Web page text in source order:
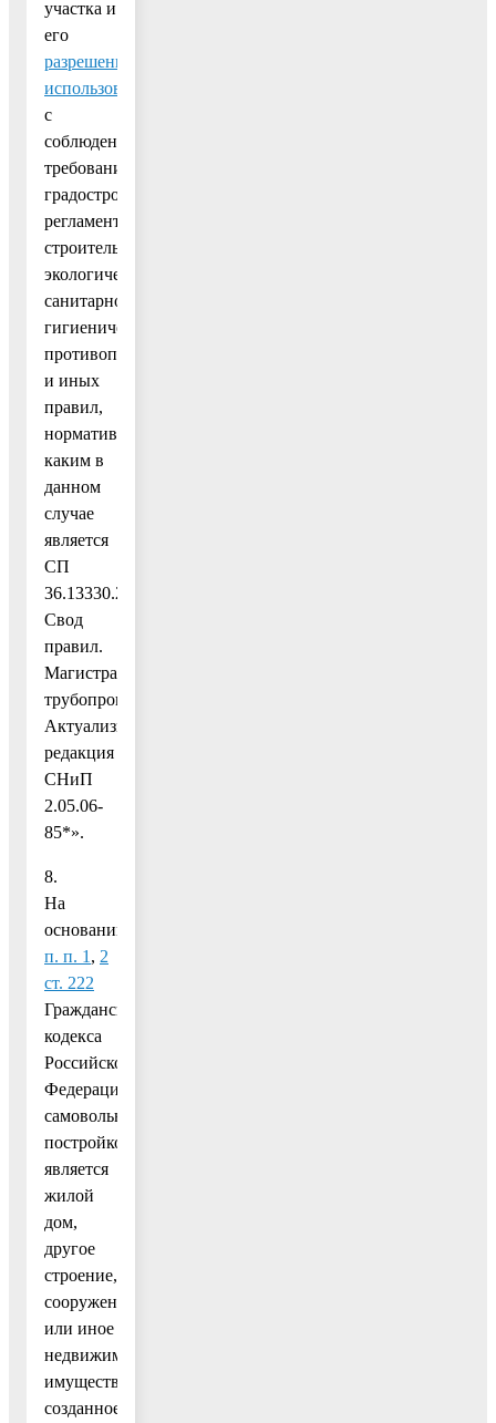
участка и
его
разрешенным
использованием
с
соблюдением
требований
градостроительных
регламентов,
строительных,
экологических,
санитарно-
гигиенических,
противопожарных
и иных
правил,
нормативов»–
каким в
данном
случае
является
СП
36.13330.2012.
Свод
правил.
Магистральные
трубопроводы.
Актуализированная
редакция
СНиП
2.05.06-
85*».
8.
На
основании
п. п. 1 , 2
ст. 222
Гражданского
кодекса
Российской
Федерации
самовольной
постройкой
является
жилой
дом,
другое
строение,
сооружение
или иное
недвижимое
имущество,
созданное